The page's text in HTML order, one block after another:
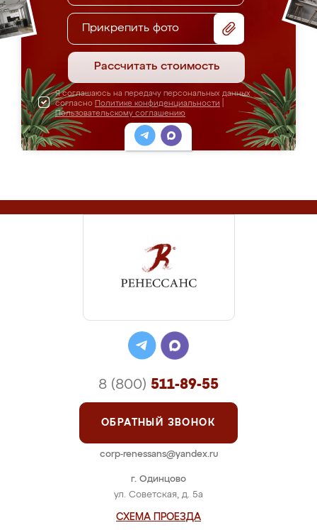
Прикрепить фото
Рассчитать стоимость
Я соглашаюсь на передачу персональных данных
согласно Политике конфиденциальности
Пользовательскому соглашению
г. Одинцово
ул. Советская, д. 5а
СХЕМА ПРОЕЗДА
8 (800) 511-89-55
ОБРАТНЫЙ ЗВОНОК
corp-renessans@yandex.ru